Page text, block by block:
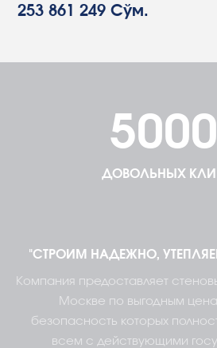
ДОВОЛЬНЫХ
"СТРОИМ НАДЕЖНО,
Компания предоставляет
Москве по выгодным
безопасность которых
всем с действующими